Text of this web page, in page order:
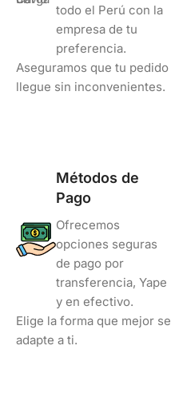
todo el Perú con la
empresa de tu
preferencia.
Aseguramos que tu pedido
llegue sin inconvenientes.
Métodos de
Pago
Ofrecemos
opciones seguras
de pago por
transferencia, Yape
y en efectivo.
Elige la forma que mejor se
adapte a ti.